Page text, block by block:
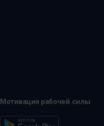
Мотивация рабочей силы